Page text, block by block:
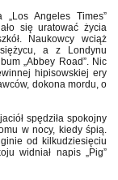
Angeles Times”
się uratować życia
Naukowcy wciąż
a z Londynu
„Abbey Road”. Nic
hipisowskiej ery
dokona mordu, o
spędziła spokojny
w nocy, kiedy śpią.
od kilkudziesięciu
widniał napis „Pig”